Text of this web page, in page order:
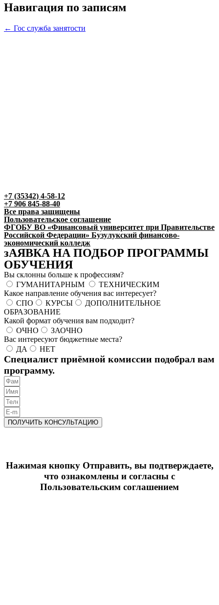
Навигация по записям
← Гос служба занятости
+7 (35342) 4-58-12​​
+7 906 845-88-40
Все права защищены
Пользовательское соглашение
ФГОБУ ВО «Финансовый университет при Правительстве
Российской Федерации» Бузулукский финансово-
экономический колледж
зАЯВКА НА ПОДБОР ПРОГРАММЫ
ОБУЧЕНИЯ
Вы склонны больше к профессиям?
ГУМАНИТАРНЫМ
ТЕХНИЧЕСКИМ
Какое направление обучения вас интересует?
СПО
КУРСЫ
ДОПОЛНИТЕЛЬНОЕ
ОБРАЗОВАНИЕ
Какой формат обучения вам подходит?
ОЧНО
ЗАОЧНО
Вас интересуют бюджетные места?
ДА
НЕТ
Специалист приёмной комиссии подобрал вам
программу.
ПОЛУЧИТЬ КОНСУЛЬТАЦИЮ
Нажимая кнопку Отправить, вы подтверждаете,
что ознакомлены и согласны с
Пользовательским соглашением